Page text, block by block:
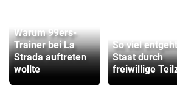
Warum 99ers-
Trainer bei La
Strada auftreten
wollte
So viel entgeht
Staat durch
freiwillige